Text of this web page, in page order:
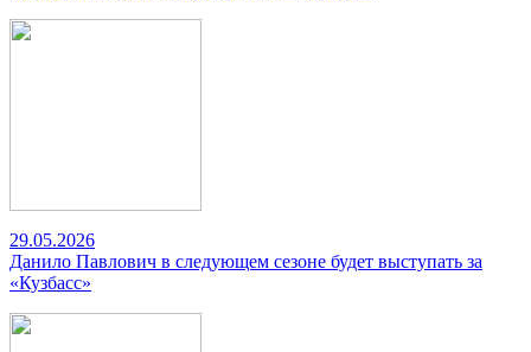
29.05.2026
Данило Павлович в следующем сезоне будет выступать за
«Кузбасс»